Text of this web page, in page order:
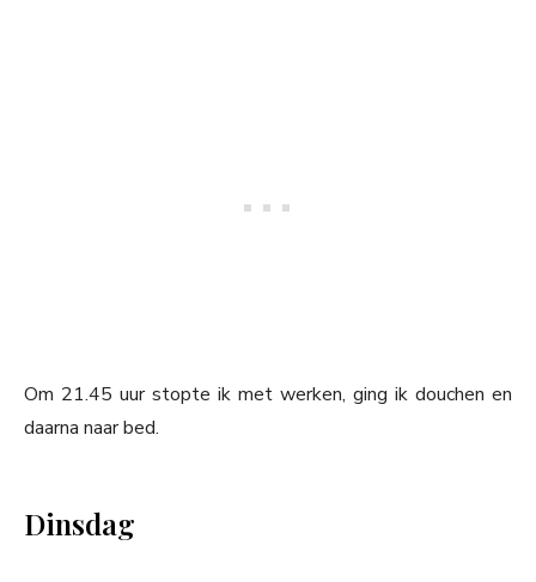
Om 21.45 uur stopte ik met werken, ging ik douchen en
daarna naar bed.
Dinsdag